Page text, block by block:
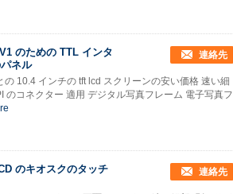
のための TTL インタ
ネル
連絡先
10.4 インチの tft lcd スクリーンの安い価格 速い細
コネクター 適用 デジタル写真フレーム 電子写真フ
のキオスクのタッチ
連絡先